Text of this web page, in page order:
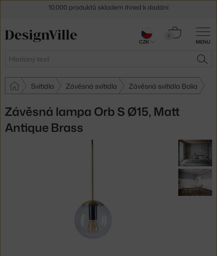
MENU
Hledat
0
Košík
Svítidla Závěsná svítidla Závěsná svítidla Bolia
Závěsná lampa Orb S Ø15, Matt
Antique Brass
30 dní na vrácení zboží
CZK